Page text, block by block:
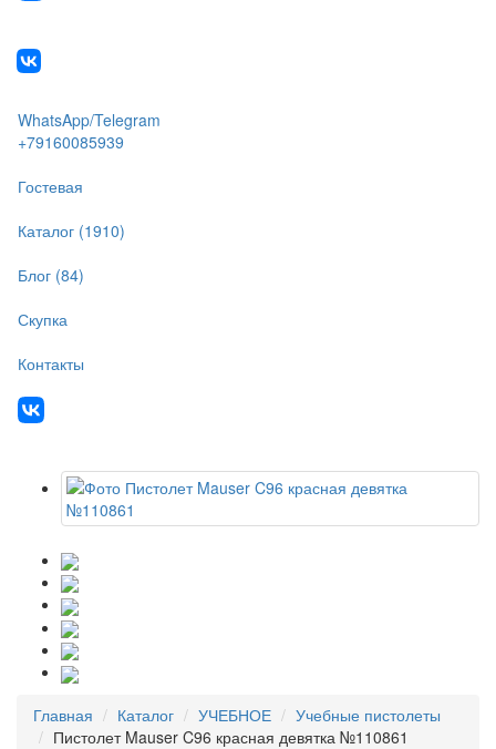
WhatsApp/Telegram
+79160085939
Гостевая
Каталог (1910)
Блог (84)
Скупка
Контакты
Главная Каталог УЧЕБНОЕ
Учебные пистолеты
Пистолет Mauser C96 красная девятка №110861